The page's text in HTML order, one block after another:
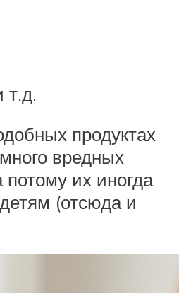
т.д.
продуктах
вредных
потому их иногда
(отсюда и